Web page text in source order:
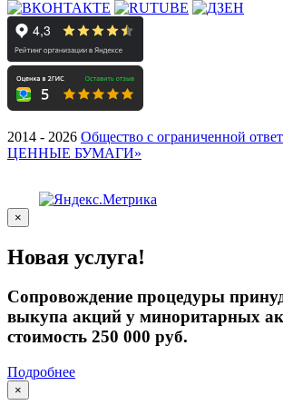
2014 - 2026 Общество с ограниченной
ЦЕННЫЕ БУМАГИ»
×
Новая услуга!
Сопровождение процедуры
выкупа акций у миноритарных
стоимость 250 000 руб.
Подробнее
×